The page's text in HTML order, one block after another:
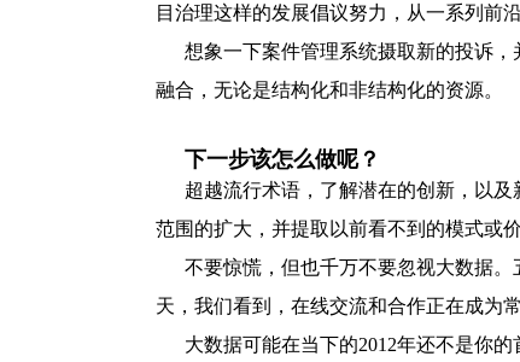
目治理这样的发展倡议努力，从一系列前
想象一下案件管理系统摄取新的投诉
融合，无论是结构化和非结构化的资源。
下一步该怎么做呢？
超越流行术语，了解潜在的创新，以
范围的扩大，并提取以前看不到的模式或价
不要惊慌，但也千万不要忽视大数据
天，我们看到，在线交流和合作正在成为
大数据可能在当下的2012年还不是你的